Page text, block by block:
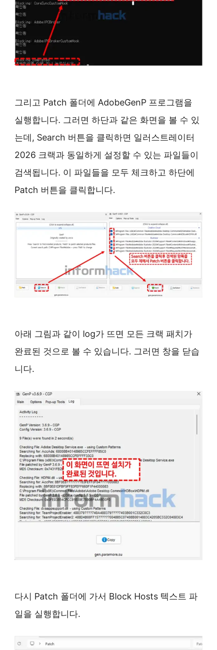
그리고 Patch 폴더에 AdobeGenP 프로그램을
실행합니다. 그러면 하단과 같은 화면을 볼 수 있
는데, Search 버튼을 클릭하면 일러스트레이터
2026 크랙과 동일하게 설정할 수 있는 파일들이
검색됩니다. 이 파일들을 모두 체크하고 하단에
Patch 버튼을 클릭합니다.
아래 그림과 같이 log가 뜨면 모든 크랙 패치가
완료된 것으로 볼 수 있습니다. 그러면 창을 닫습
니다.
다시 Patch 폴더에 가서 Block Hosts 텍스트 파
일을 실행합니다.